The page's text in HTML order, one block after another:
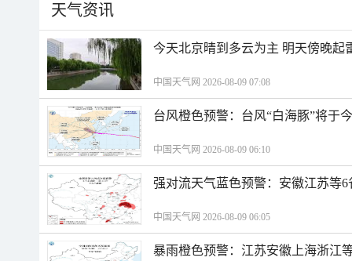
天气资讯
今天北京晴到多云为主 明天傍晚起
中国天气网 2026-08-09 07:08
台风橙色预警：台风“白海豚”将于
中国天气网 2026-08-09 06:10
强对流天气蓝色预警：安徽江苏等
中国天气网 2026-08-09 06:05
暴雨橙色预警：江苏安徽上海浙江